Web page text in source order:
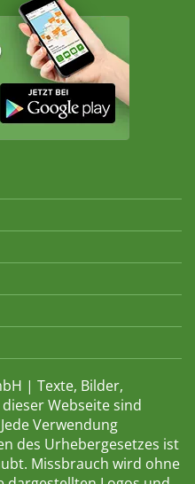
| Texte, Bilder,
Webseite sind
Verwendung
des Urhebergesetzes ist
Missbrauch wird ohne